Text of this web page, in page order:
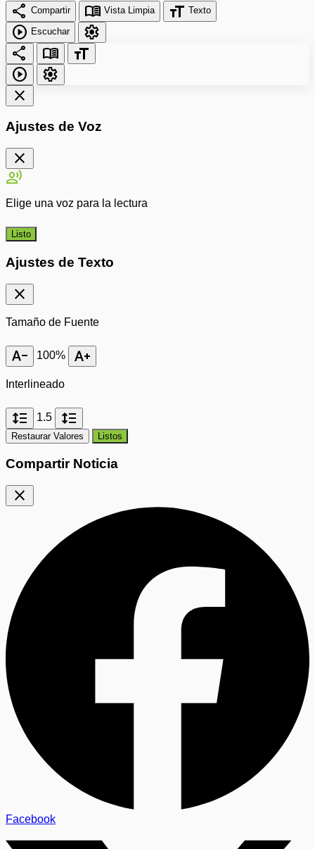
share Compartir menu_book Vista Limpia format_size Texto
play_circle Escuchar
settings
share
menu_book
format_size
play_circle
settings
close
Ajustes de Voz
close
record_voice_over
Elige una voz para la lectura
Listo
Ajustes de Texto
close
Tamaño de Fuente
text_decrease 100% text_increase
Interlineado
format_line_spacing 1.5 format_line_spacing
Restaurar Valores Listos
Compartir Noticia
close
Facebook